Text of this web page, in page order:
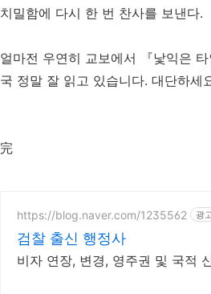
치밀함에 다시 한 번 찬사를 보낸다.
얼마전 우연히 교보에서 『낯익은
국 정말 잘 읽고 있습니다. 대단하
完
https://blog.naver.com/1235562 광
검찰 출신 행정사
비자 연장, 변경, 영주권 및 국적